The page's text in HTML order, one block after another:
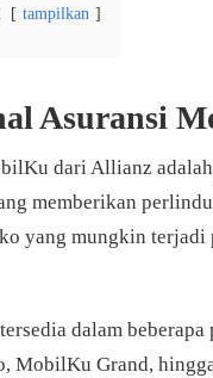
tampilkan
Asuransi
dari Allianz
memberikan
yang mungkin terjadi
dalam
MobilKu Grand,